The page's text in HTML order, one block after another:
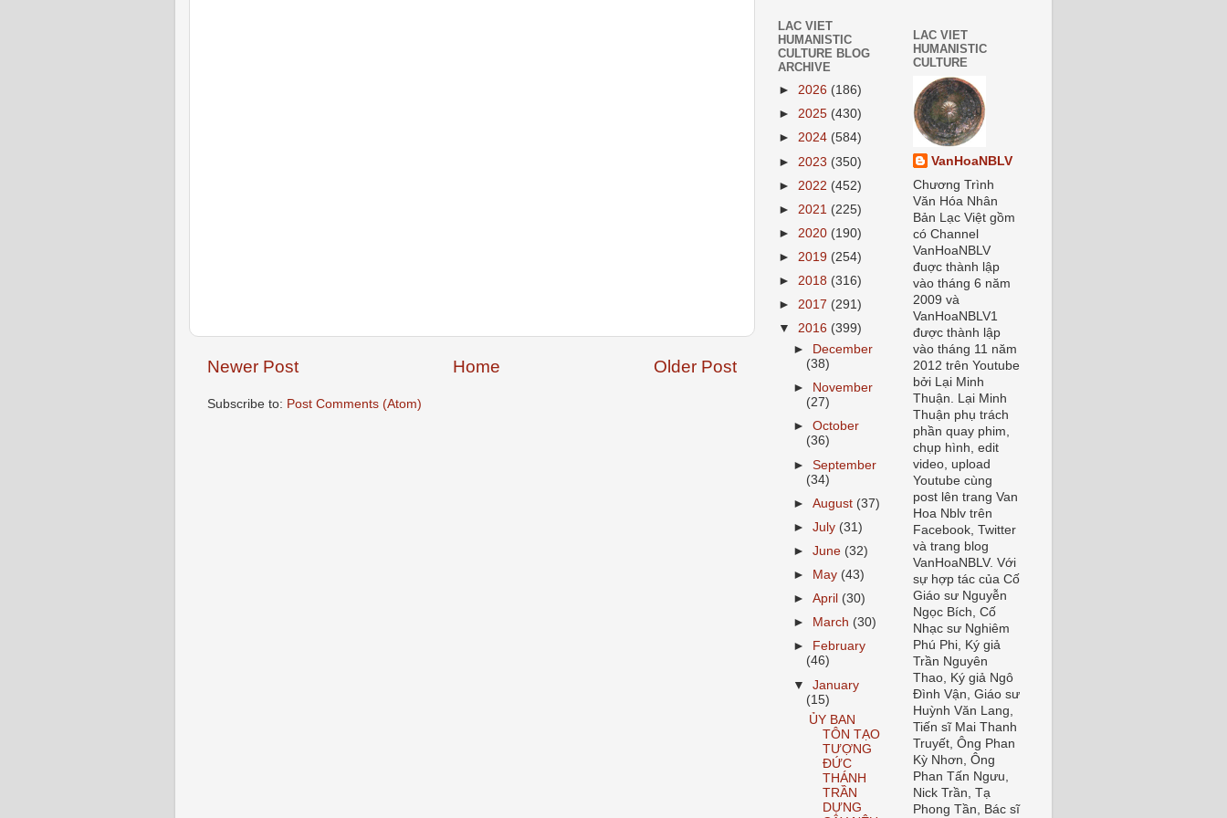
Newer Post Older Post
Home
Subscribe to: Post Comments (Atom)
LAC VIET
HUMANISTIC
CULTURE BLOG
ARCHIVE
► 2026 (186)
► 2025 (430)
► 2024 (584)
► 2023 (350)
► 2022 (452)
► 2021 (225)
► 2020 (190)
► 2019 (254)
► 2018 (316)
► 2017 (291)
▼ 2016 (399)
►
December
(38)
►
November
(27)
►October
(36)
►September
(34)
►August (37)
►July (31)
►June (32)
►
May (43)
►April (30)
►
March (30)
►
February
(46)
▼January
(15)
ỦY BAN
TÔN TẠO
TƯỢNG
ĐỨC
THÁNH
TRẦN
DỰNG
LAC VIET
HUMANISTIC
CULTURE
VanHoaNBLV
Chương Trình
Văn Hóa Nhân
Bản Lạc Việt gồm
có Channel
VanHoaNBLV
đuợc thành lập
vào tháng 6 năm
2009 và
VanHoaNBLV1
được thành lập
vào tháng 11 năm
2012 trên Youtube
bởi Lại Minh
Thuận. Lại Minh
Thuận phụ trách
phần quay phim,
chụp hình, edit
video, upload
Youtube cùng
post lên trang Van
Hoa Nblv trên
Facebook, Twitter
và trang blog
VanHoaNBLV. Với
sự hợp tác của Cố
Giáo sư Nguyễn
Ngọc Bích, Cố
Nhạc sư Nghiêm
Phú Phi, Ký giả
Trần Nguyên
Thao, Ký giả Ngô
Đình Vận, Giáo sư
Huỳnh Văn Lang,
Tiến sĩ Mai Thanh
Truyết, Ông Phan
Kỳ Nhơn, Ông
Phan Tấn Ngưu,
Nick Trần, Tạ
Phong Tần, Bác sĩ